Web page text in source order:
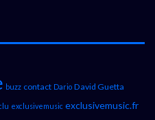
buzz contact Dario David Guetta
exclusivemusic exclusivemusic.fr